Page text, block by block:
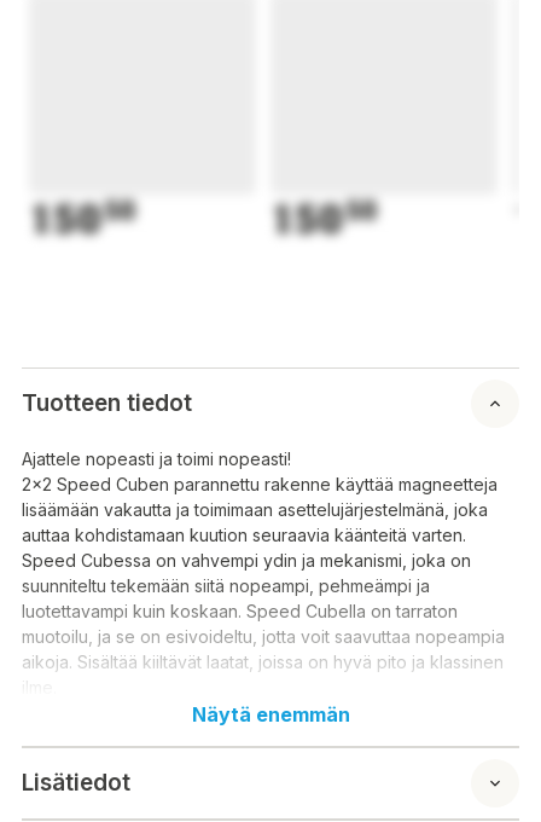
15050 15050
Tuotteen tiedot
Ajattele nopeasti ja toimi nopeasti!
2x2 Speed ​​Cuben parannettu rakenne käyttää magneetteja
lisäämään vakautta ja toimimaan asettelujärjestelmänä, joka
auttaa kohdistamaan kuution seuraavia käänteitä varten.
Speed ​​Cubessa on vahvempi ydin ja mekanismi, joka on
suunniteltu tekemään siitä nopeampi, pehmeämpi ja
luotettavampi kuin koskaan. Speed ​​Cubella on tarraton
muotoilu, ja se on esivoideltu, jotta voit saavuttaa nopeampia
aikoja. Sisältää kiiltävät laatat, joissa on hyvä pito ja klassinen
ilme.
Rubikin kuutiot ovat myös upeita lahjoja lapsille, jotka
ja lasten pulmapelien ystäville. Tavoitteena on yrittää kiertää ja
kääntää Rubikin kuutio alkuperäiseen tilaan, jossa jokaisella
Näytä enemmän
Lisätiedot